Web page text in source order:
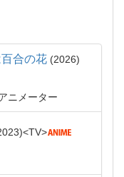
百合の花
2026
ニメーター
TV